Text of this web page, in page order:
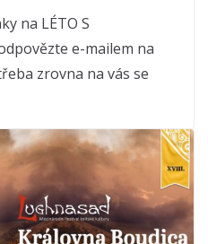
na LÉTO S
e-mailem na
zrovna na vás se